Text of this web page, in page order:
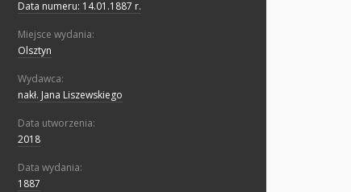
Data numeru: 14.01.1887 r.
Miejsce wydania:
Olsztyn
Wydawca:
nakł. Jana Liszewskiego
Data utworzenia:
2018
Data wydania:
1887